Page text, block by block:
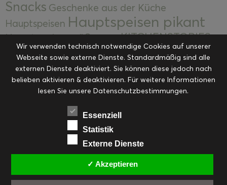
Snacks Geschenke aus der Küche
Hauptspeisen Hauptspeisen pikant
Hauptspeisen süßKekseKITCHENSTORIES
Kuchen, Torten & Desserts Kuchen und
Desserts Kulinarik Kulinarische Mitbringsel &
Eingemachtes Ohne Kategorie Ostern Resteküche
RezepteSaisonalSliderStartseite
Suppen, Salate & Vorspeisen
Vorspeisen, Salate & Suppen
Weihnachten Workshops & Events
Wir verwenden technisch notwendige Cookies auf unserer
Webseite sowie externe Dienste. Standardmäßig sind alle
externen Dienste deaktiviert. Sie können diese jedoch nach
belieben aktivieren & deaktivieren. Für weitere Informationen
lesen Sie unsere Datenschutzbestimmungen.
Essenziell
Statistik
Externe Dienste
✓ Akzeptieren